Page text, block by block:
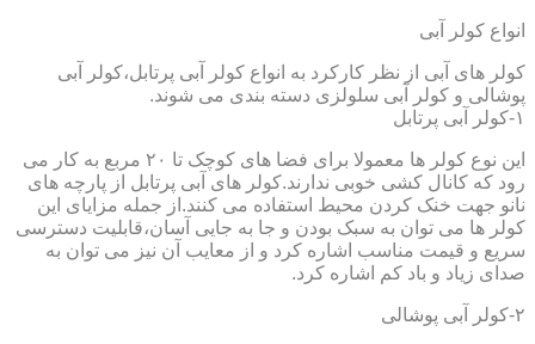
انواع کولر آبی
کولر های آبی از نظر کارکرد به انواع کولر آبی پرتابل،کولر آبی
پوشالی و کولر آبی سلولزی دسته بندی می شوند.
۱-کولر آبی پرتابل
این نوع کولر ها معمولا برای فضا های کوچک تا ۲۰ مربع به کار می
رود که کانال کشی خوبی ندارند.کولر های آبی پرتابل از پارچه های
نانو جهت خنک کردن محیط استفاده می کنند.از جمله مزایای این
کولر ها می توان به سبک بودن و جا به جایی آسان،قابلیت دسترسی
سریع و قیمت مناسب اشاره کرد و از معایب آن نیز می توان به
صدای زیاد و باد کم اشاره کرد.
۲-کولر آبی پوشالی